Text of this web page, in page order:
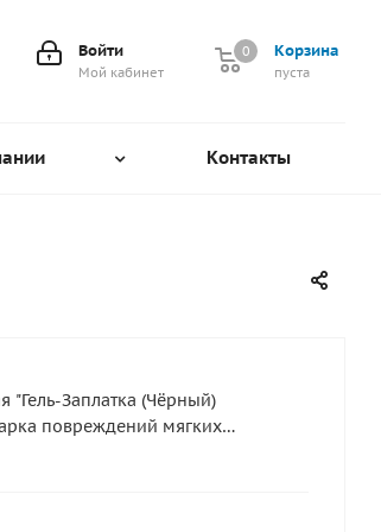
Корзина
0
пуста
0
Войти
Мой кабинет
Контакты
Заплатка (Чёрный)
повреждений мягких
слабых мест.